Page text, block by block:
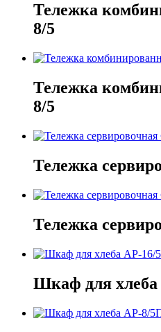
Тележка
8/5
Тележка
8/5
Тележка
Тележка
Шкаф для хлеба